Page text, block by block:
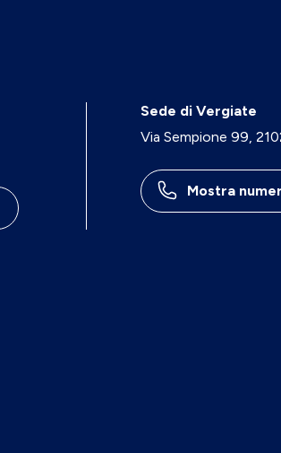
Sede di Vergiate
Via Sempione 99,
Mostra